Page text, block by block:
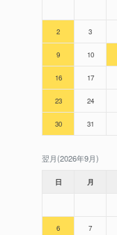
2 3
9 10
16 17
23 24
30 31
翌月(2026年9月)
日 月
6 7